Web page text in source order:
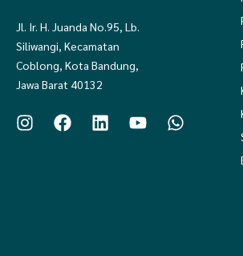
Jl. Ir. H. Juanda No.95, Lb.
Siliwangi, Kecamatan
Coblong, Kota Bandung,
Jawa Barat 40132